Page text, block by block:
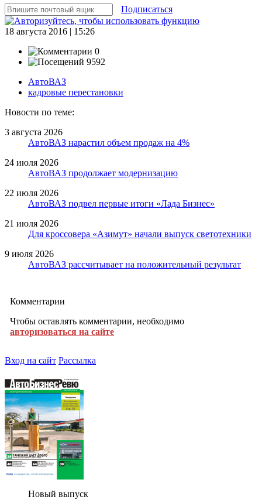
Подписаться
18 августа 2016 | 15:26
0
9592
АвтоВАЗ
кадровые перестановки
Новости по теме:
3 августа 2026
АвтоВАЗ нарастил объем продаж на 4%
24 июля 2026
АвтоВАЗ продолжает модернизацию
22 июля 2026
АвтоВАЗ подвел первые итоги «Лада Бизнес»
21 июля 2026
Для кроссовера «Азимут» начали выпуск светотехники
9 июля 2026
АвтоВАЗ рассчитывает на положительный результат
Комментарии
Чтобы оставлять комментарии, необходимо
авторизоваться на сайте
Вход на сайт Рассылка
Новый выпуск